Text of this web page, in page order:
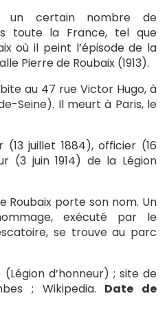
un certain nombre de
toute la France, tel que
où il peint l’épisode de la
Pierre de Roubaix (1913).
au 47 rue Victor Hugo, à
Seine). Il meurt à Paris, le
(13 juillet 1884), officier (16
(3 juin 1914) de la Légion
Roubaix porte son nom. Un
exécuté par le
se trouve au parc
(Légion d’honneur) ; site de
; Wikipedia. Date de